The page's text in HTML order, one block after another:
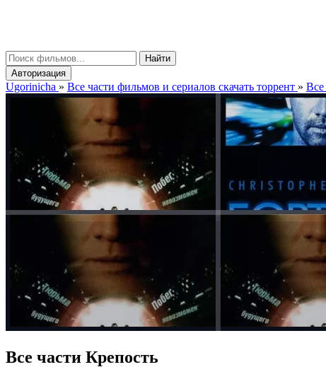
Найти
Авторизация
Ugorinicha » Все части фильмов и сериалов скачать торрент » Все
Все части Крепость